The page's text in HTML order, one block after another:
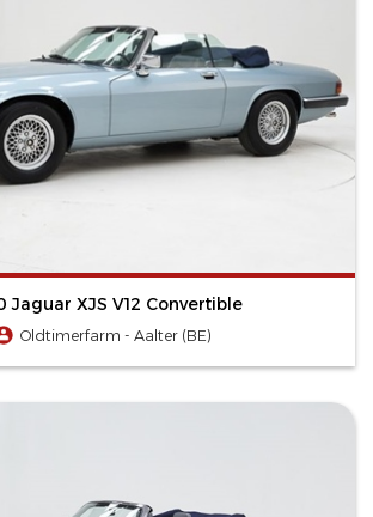
Jaguar XJS V12 Convertible
Oldtimerfarm - Aalter (BE)